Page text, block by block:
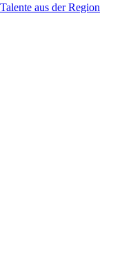
aus der Region